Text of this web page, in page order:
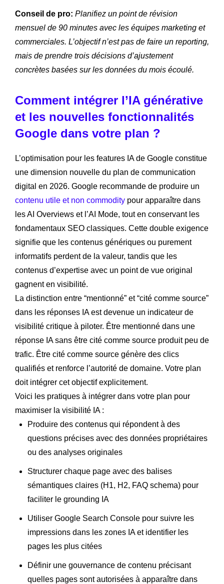
Conseil de pro: Planifiez un point de révision
mensuel de 90 minutes avec les équipes marketing et
commerciales. L’objectif n’est pas de faire un reporting,
mais de prendre trois décisions d’ajustement
concrètes basées sur les données du mois écoulé.
Comment intégrer l’IA générative
et les nouvelles fonctionnalités
Google dans votre plan ?
L’optimisation pour les features IA de Google constitue
une dimension nouvelle du plan de communication
digital en 2026. Google recommande de produire un
contenu utile et non commodity pour apparaître dans
les AI Overviews et l’AI Mode, tout en conservant les
fondamentaux SEO classiques. Cette double exigence
signifie que les contenus génériques ou purement
informatifs perdent de la valeur, tandis que les
contenus d’expertise avec un point de vue original
gagnent en visibilité.
La distinction entre “mentionné” et “cité comme source”
dans les réponses IA est devenue un indicateur de
visibilité critique à piloter. Être mentionné dans une
réponse IA sans être cité comme source produit peu de
trafic. Être cité comme source génère des clics
qualifiés et renforce l’autorité de domaine. Votre plan
doit intégrer cet objectif explicitement.
Voici les pratiques à intégrer dans votre plan pour
maximiser la visibilité IA :
Produire des contenus qui répondent à des
questions précises avec des données propriétaires
ou des analyses originales
Structurer chaque page avec des balises
sémantiques claires (H1, H2, FAQ schema) pour
faciliter le grounding IA
Utiliser Google Search Console pour suivre les
impressions dans les zones IA et identifier les
pages les plus citées
Définir une gouvernance de contenu précisant
quelles pages sont autorisées à apparaître dans